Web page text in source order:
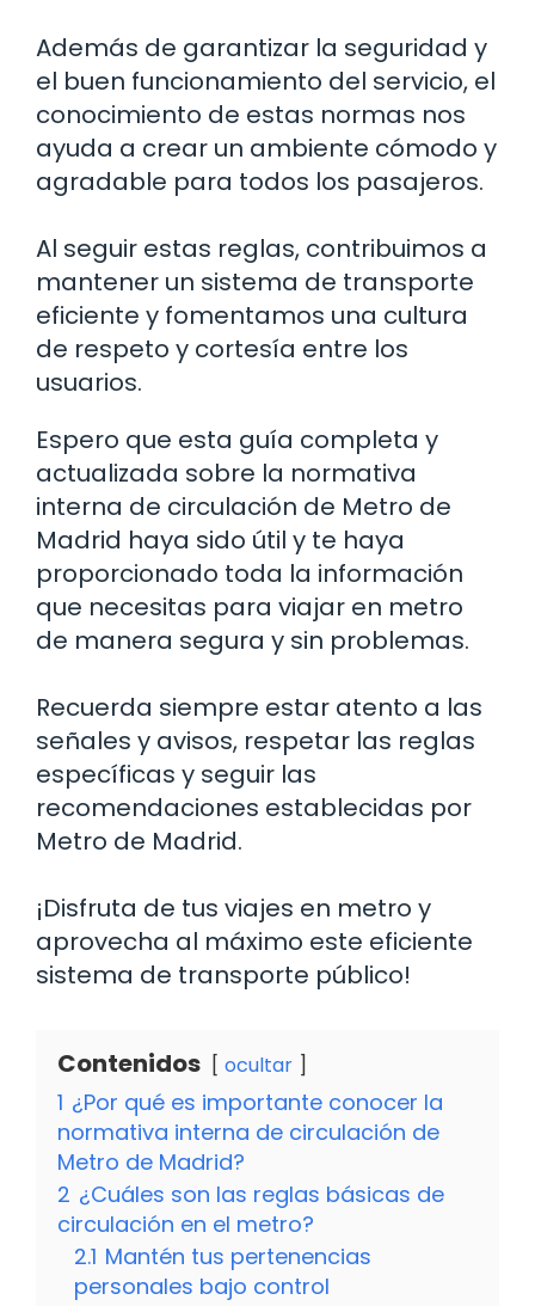
Además de garantizar la seguridad y
el buen funcionamiento del servicio, el
conocimiento de estas normas nos
ayuda a crear un ambiente cómodo y
agradable para todos los pasajeros.
Al seguir estas reglas, contribuimos a
mantener un sistema de transporte
eficiente y fomentamos una cultura
de respeto y cortesía entre los
usuarios.
Espero que esta guía completa y
actualizada sobre la normativa
interna de circulación de Metro de
Madrid haya sido útil y te haya
proporcionado toda la información
que necesitas para viajar en metro
de manera segura y sin problemas.
Recuerda siempre estar atento a las
señales y avisos, respetar las reglas
específicas y seguir las
recomendaciones establecidas por
Metro de Madrid.
¡Disfruta de tus viajes en metro y
aprovecha al máximo este eficiente
sistema de transporte público!
Contenidos ocultar
1 ¿Por qué es importante conocer la
normativa interna de circulación de
Metro de Madrid?
2 ¿Cuáles son las reglas básicas de
circulación en el metro?
2.1 Mantén tus pertenencias
personales bajo control